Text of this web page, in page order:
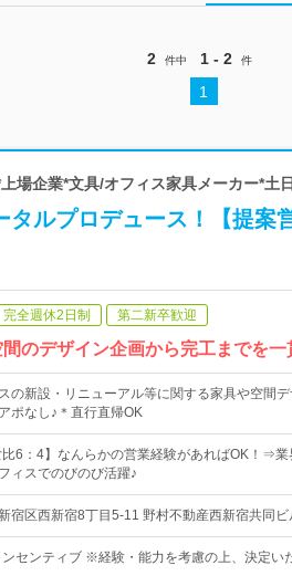
2 件中 1 - 2 件
1
場企業*文具/オフィス家具メーカー*土
タルプロデュース！【提案
完全週休2日制 第二新卒歓迎
のデザイン企画から完工までを一
の新設・リニューアル等に関する家具や空間
ポなし♪＊直行直帰OK
比6：4】なんらかの営業経験があればOK！⇒
ィスでのびのび活躍♪
宿区西新宿8丁目5-11 野村不動産西新宿共同
ンセンティブ ※経験・能力を考慮の上、決定